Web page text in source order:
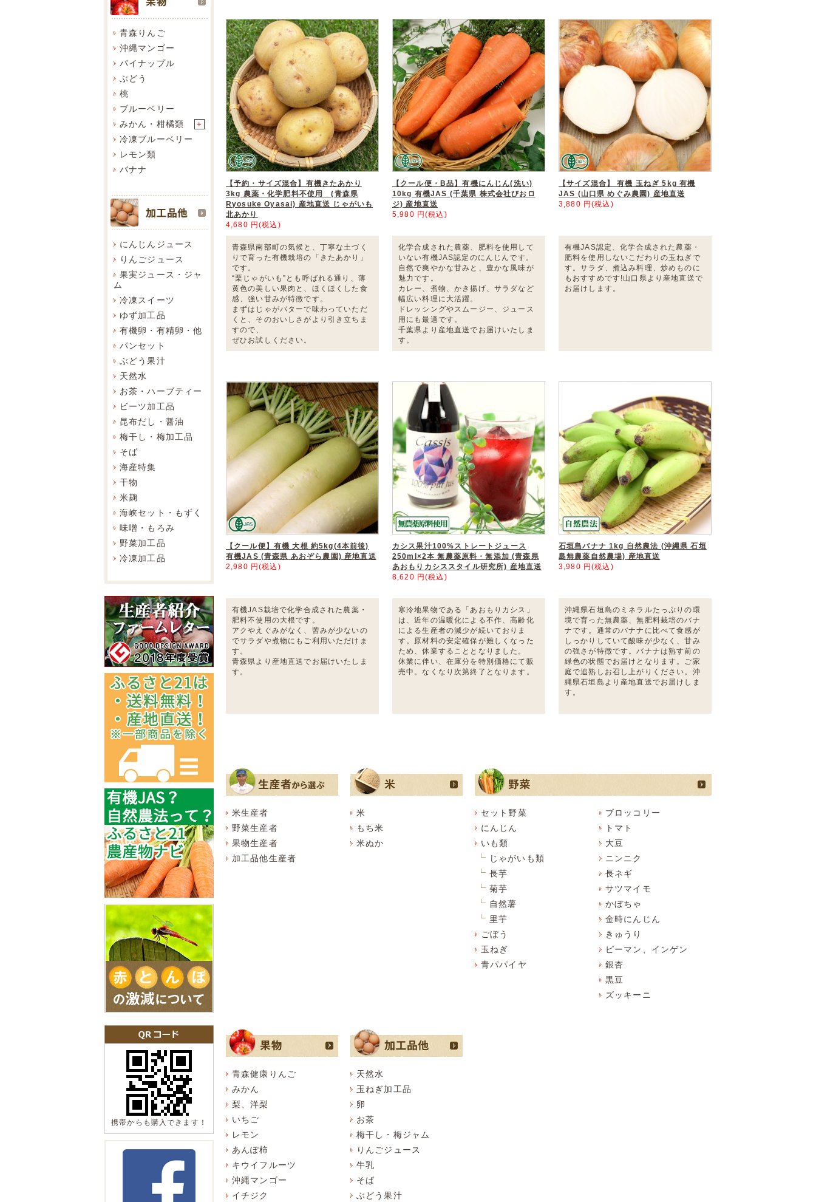
青森りんご
沖縄マンゴー
パイナップル
ぶどう
桃
ブルーベリー
みかん・柑橘類
+
冷凍ブルーベリー
レモン類
バナナ
にんじんジュース
りんごジュース
果実ジュース・ジャ
ム
冷凍スイーツ
ゆず加工品
有機卵・有精卵・他
パンセット
ぶどう果汁
天然水
お茶・ハーブティー
ビーツ加工品
昆布だし・醤油
梅干し・梅加工品
そば
海産特集
干物
米麹
海峡セット・もずく
味噌・もろみ
野菜加工品
冷凍加工品
携帯からも購入できます！
【予約・サイズ混合】有機きたあかり
3kg 農薬・化学肥料不使用 (青森県
Ryosuke Oyasai) 産地直送 じゃがいも
北あかり
4,680 円(税込)
青森県南部町の気候と、丁寧な土づく
りで育った有機栽培の「きたあかり」
です。
“栗じゃがいも”とも呼ばれる通り、薄
黄色の美しい果肉と、ほくほくした食
感、強い甘みが特徴です。
まずはじゃがバターで味わっていただ
くと、そのおいしさがより引き立ちま
すので、
ぜひお試しください。
【クール便・B品】有機にんじん(洗い)
10kg 有機JAS (千葉県 株式会社びおロ
ジ) 産地直送
5,980 円(税込)
化学合成された農薬、肥料を使用して
いない有機JAS認定のにんじんです。
自然で爽やかな甘みと、豊かな風味が
魅力です。
カレー、煮物、かき揚げ、サラダなど
幅広い料理に大活躍。
ドレッシングやスムージー、ジュース
用にも最適です。
千葉県より産地直送でお届けいたしま
す。
【サイズ混合】 有機 玉ねぎ 5kg 有機
JAS (山口県 めぐみ農園) 産地直送
3,880 円(税込)
有機JAS認定、化学合成された農薬・
肥料を使用しないこだわりの玉ねぎで
す。サラダ、煮込み料理、炒めものに
もおすすめです!山口県より産地直送で
お届けします。
【クール便】有機 大根 約5kg(4本前後)
有機JAS (青森県 あおぞら農園) 産地直送
2,980 円(税込)
有機JAS栽培で化学合成された農薬・
肥料不使用の大根です。
アクやえぐみがなく、苦みが少ないの
でサラダや煮物にもご利用いただけま
す。
青森県より産地直送でお届けいたしま
す。
カシス果汁100%ストレートジュース
250ml×2本 無農薬原料・無添加 (青森県
あおもりカシススタイル研究所) 産地直送
8,620 円(税込)
寒冷地果物である「あおもりカシス」
は、近年の温暖化による不作、高齢化
による生産者の減少が続いておりま
す。原材料の安定確保が難しくなった
ため、休業することとなりました。
休業に伴い、在庫分を特別価格にて販
売中。なくなり次第終了となります。
石垣島バナナ 1kg 自然農法 (沖縄県 石垣
島無農薬自然農場) 産地直送
3,980 円(税込)
沖縄県石垣島のミネラルたっぷりの環
境で育った無農薬、無肥料栽培のバナ
ナです。通常のバナナに比べて食感が
しっかりしていて酸味が少なく、甘み
の強さが特徴です。バナナは熟す前の
緑色の状態でお届けとなります。ご家
庭で追熟しお召し上がりください。沖
縄県石垣島より産地直送でお届けしま
す。
米生産者
野菜生産者
果物生産者
加工品他生産者
米
もち米
米ぬか
セット野菜
にんじん
いも類
じゃがいも類
長芋
菊芋
自然薯
里芋
ごぼう
玉ねぎ
青パパイヤ
ブロッコリー
トマト
大豆
ニンニク
長ネギ
サツマイモ
かぼちゃ
金時にんじん
きゅうり
ピーマン、インゲン
銀杏
黒豆
ズッキーニ
青森健康りんご
みかん
梨、洋梨
いちご
レモン
あんぽ柿
キウイフルーツ
沖縄マンゴー
イチジク
天然水
玉ねぎ加工品
卵
お茶
梅干し・梅ジャム
りんごジュース
牛乳
そば
ぶどう果汁